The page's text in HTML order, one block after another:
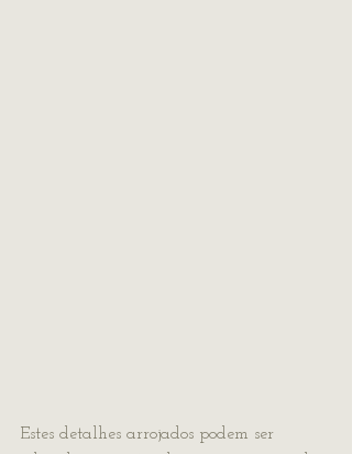
Estes detalhes arrojados podem ser